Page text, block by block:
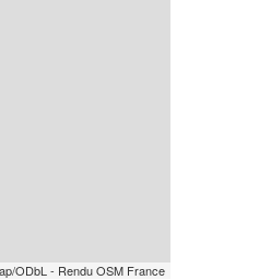
ODbL - Rendu OSM France